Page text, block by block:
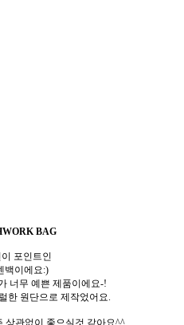
BAG
포인트인
백이에요:)
너무 예쁜 제품이에요-!
한 원단으로 제작었어요.
상관없이 좋으실것 같아요^^